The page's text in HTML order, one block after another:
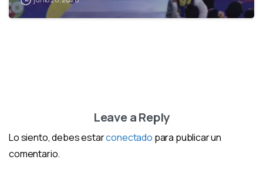
Leave a Reply
Lo siento, debes estarconectado para publicar un
comentario.